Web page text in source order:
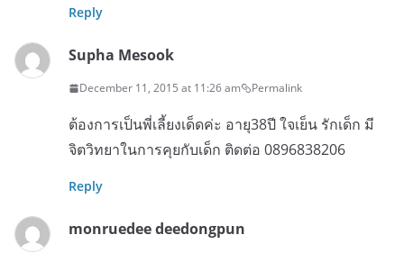
Reply
Supha Mesook
December 11, 2015 at 11:26 am Permalink
ต้องการเป็นพี่เลี้ยงเด็ดค่ะ อายุ38ปี ใจเย็น รักเด็ก มี
จิตวิทยาในการคุยกับเด็ก ติดต่อ 0896838206
Reply
monruedee deedongpun